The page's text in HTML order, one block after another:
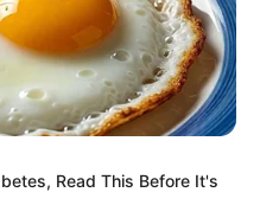
Read This Before It's